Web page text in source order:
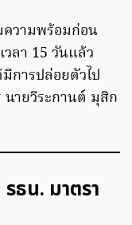
ความพร้อมก่อน
วลา 15 วันแล้ว
การปล่อยตัวไป
นายวีระกานต์ มุสิก
รธน. มาตรา